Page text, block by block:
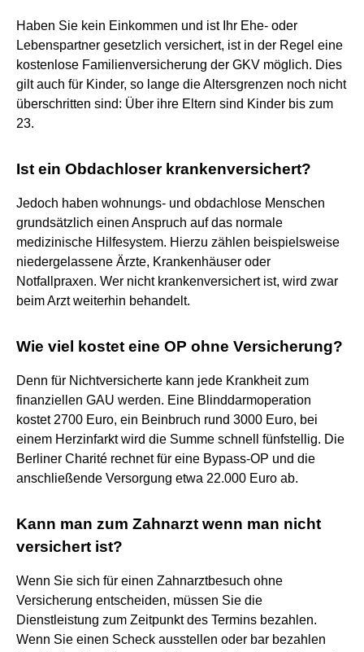
Haben Sie kein Einkommen und ist Ihr Ehe- oder
Lebenspartner gesetzlich versichert, ist in der Regel eine
kostenlose Familienversicherung der GKV möglich. Dies
gilt auch für Kinder, so lange die Altersgrenzen noch nicht
überschritten sind: Über ihre Eltern sind Kinder bis zum
23.
Ist ein Obdachloser krankenversichert?
Jedoch haben wohnungs- und obdachlose Menschen
grundsätzlich einen Anspruch auf das normale
medizinische Hilfesystem. Hierzu zählen beispielsweise
niedergelassene Ärzte, Krankenhäuser oder
Notfallpraxen. Wer nicht krankenversichert ist, wird zwar
beim Arzt weiterhin behandelt.
Wie viel kostet eine OP ohne Versicherung?
Denn für Nichtversicherte kann jede Krankheit zum
finanziellen GAU werden. Eine Blinddarmoperation
kostet 2700 Euro, ein Beinbruch rund 3000 Euro, bei
einem Herzinfarkt wird die Summe schnell fünfstellig. Die
Berliner Charité rechnet für eine Bypass-OP und die
anschließende Versorgung etwa 22.000 Euro ab.
Kann man zum Zahnarzt wenn man nicht
versichert ist?
Wenn Sie sich für einen Zahnarztbesuch ohne
Versicherung entscheiden, müssen Sie die
Dienstleistung zum Zeitpunkt des Termins bezahlen.
Wenn Sie einen Scheck ausstellen oder bar bezahlen